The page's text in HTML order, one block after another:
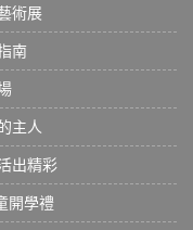
術展
南
主人
出精彩
開學禮